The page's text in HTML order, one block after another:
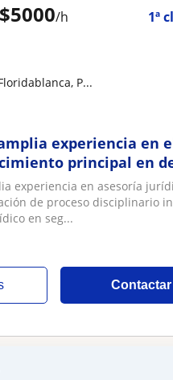
$5000/h 1ª
P...
experiencia en
principal en
y procesal
experiencia en asesoría
de proceso disciplinario
en seg...
Contactar